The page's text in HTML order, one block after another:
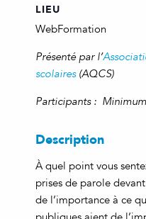
LIEU
WebFormation
Présenté par l’
scolaires(AQCS)
Participants :
Description
À quel point vous
prises de parole
de l’importance à ce